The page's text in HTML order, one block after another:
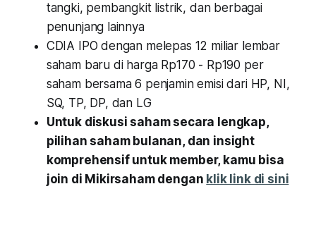
tangki, pembangkit listrik, dan berbagai
penunjang lainnya
CDIA IPO dengan melepas 12 miliar lembar
saham baru di harga Rp170 - Rp190 per
saham bersama 6 penjamin emisi dari HP, NI,
SQ, TP, DP, dan LG
Untuk diskusi saham secara lengkap,
pilihan saham bulanan, dan insight
komprehensif untuk member, kamu bisa
join di Mikirsaham dengan klik link di sini